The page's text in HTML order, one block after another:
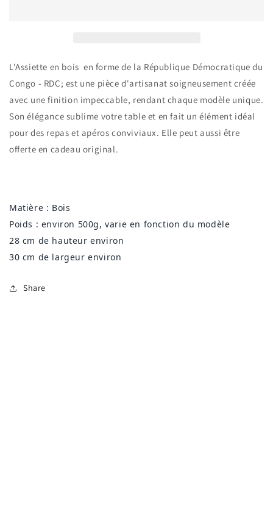
L'Assiette en bois en forme de la République Démocratique du
Congo - RDC; est une pièce d'artisanat soigneusement créée
avec une finition impeccable, rendant chaque modèle unique.
Son élégance sublime votre table et en fait un élément idéal
pour des repas et apéros conviviaux. Elle peut aussi être
offerte en cadeau original.
Matière : Bois
Poids : environ 500g, varie en fonction du modèle
28 cm de hauteur environ
30 cm de largeur environ
Share